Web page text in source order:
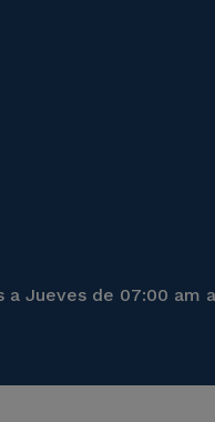
a Jueves de 07:00 am